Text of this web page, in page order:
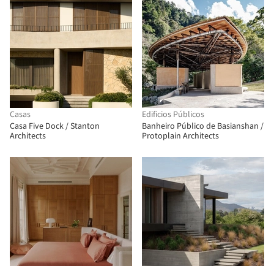
Casas
Casa Five Dock / Stanton
Architects
Edificios Públicos
Banheiro Público de Basianshan /
Protoplain Architects